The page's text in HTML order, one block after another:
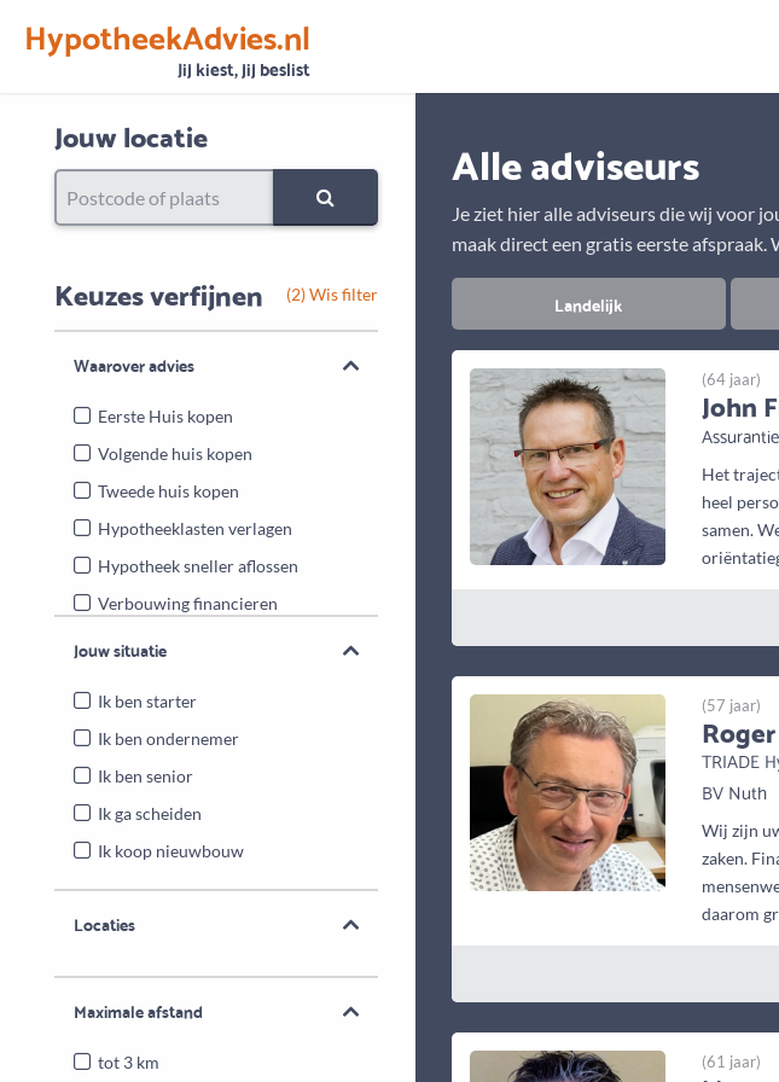
HypotheekAdvies.nl
Jij kiest, jij beslist
VertrouwenAlle basisgegevens zijn gecontroleerd
Jouw locatie
Keuzes verfijnen (2) Wis filter
Waarover advies
Eerste Huis kopen
Volgende huis kopen
Tweede huis kopen
Hypotheeklasten verlagen
Hypotheek sneller aflossen
Verbouwing financieren
Energiebesparende maatregelen
Jouw situatie
Ik ben starter
Ik ben ondernemer
Ik ben senior
Ik ga scheiden
Ik koop nieuwbouw
Locaties
Maximale afstand
tot 3 km
Alle adviseurs
Je ziet hier alle adviseurs die wij voor
maak direct een gratis eerste
Landelijk
(64 jaar)
John
Het
heel
samen.
(57 jaar)
TRIADE
BV Nuth
Wij zijn
zaken.
daarom
(61 jaar)